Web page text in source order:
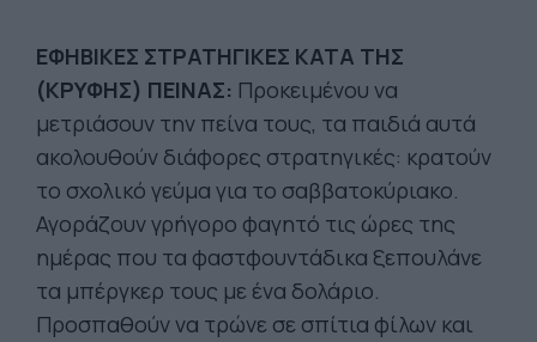
ΕΦΗΒΙΚΕΣ ΣΤΡΑΤΗΓΙΚΕΣ ΚΑΤΑ ΤΗΣ
(ΚΡΥΦΗΣ) ΠΕΙΝΑΣ: Προκειμένου να
μετριάσουν την πείνα τους, τα παιδιά αυτά
ακολουθούν διάφορες στρατηγικές: κρατούν
το σχολικό γεύμα για το σαββατοκύριακο.
Αγοράζουν γρήγορο φαγητό τις ώρες της
ημέρας που τα φαστφουντάδικα ξεπουλάνε
τα μπέργκερ τους με ένα δολάριο.
Προσπαθούν να τρώνε σε σπίτια φίλων και